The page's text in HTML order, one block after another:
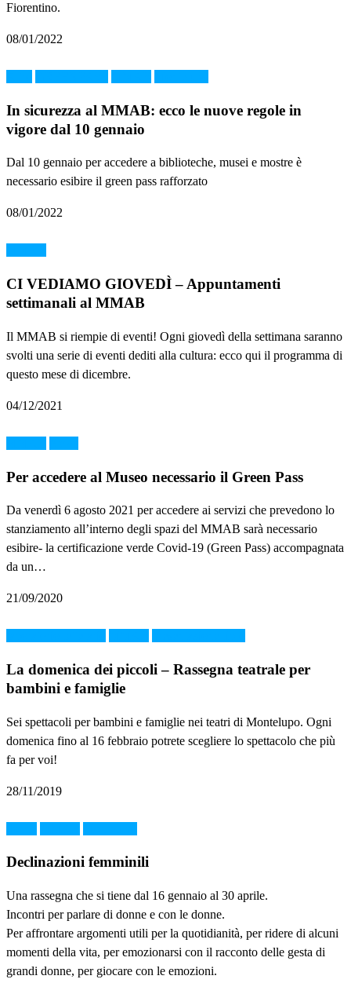
Fiorentino.
08/01/2022
In sicurezza al MMAB: ecco le nuove regole in
vigore dal 10 gennaio
Dal 10 gennaio per accedere a biblioteche, musei e mostre è
necessario esibire il green pass rafforzato
08/01/2022
CI VEDIAMO GIOVEDÌ – Appuntamenti
settimanali al MMAB
Il MMAB si riempie di eventi! Ogni giovedì della settimana saranno
svolti una serie di eventi dediti alla cultura: ecco qui il programma di
questo mese di dicembre.
04/12/2021
Per accedere al Museo necessario il Green Pass
Da venerdì 6 agosto 2021 per accedere ai servizi che prevedono lo
stanziamento all’interno degli spazi del MMAB sarà necessario
esibire- la certificazione verde Covid-19 (Green Pass) accompagnata
da un…
21/09/2020
La domenica dei piccoli – Rassegna teatrale per
bambini e famiglie
Sei spettacoli per bambini e famiglie nei teatri di Montelupo. Ogni
domenica fino al 16 febbraio potrete scegliere lo spettacolo che più
fa per voi!
28/11/2019
Declinazioni femminili
Una rassegna che si tiene dal 16 gennaio al 30 aprile.
Incontri per parlare di donne e con le donne.
Per affrontare argomenti utili per la quotidianità, per ridere di alcuni
momenti della vita, per emozionarsi con il racconto delle gesta di
grandi donne, per giocare con le emozioni.